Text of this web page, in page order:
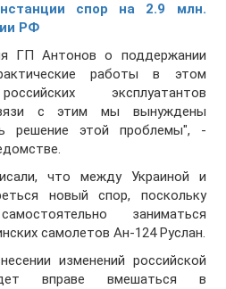
спор на 2.9 млн.
РФ
ГП Антонов о поддержании
работы в этом
эксплуатантов
с этим мы вынуждены
решение этой проблемы", -
что между Украиной и
новый спор, поскольку
заниматься
самолетов Ан-124 Руслан.
изменений российской
вправе вмешаться в